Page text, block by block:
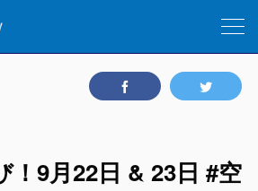
！9月22日 & 23日 #空